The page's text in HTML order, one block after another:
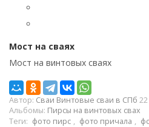
Мост на сваях
Мост на винтовых сваях
Автор: Сваи Винтовые сваи в СПб
Альбомы: Пирсы на винтовых свах
Теги: фото пирс , фото причала ,